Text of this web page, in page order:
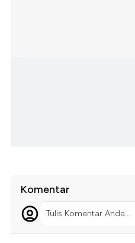
Komentar
Tulis Komentar Anda...